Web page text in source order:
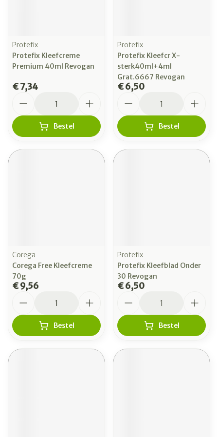
Protefix
Protefix Kleefcreme
Premium 40ml Revogan
€ 7,34
Bestel
Protefix
Protefix Kleefcr X-
sterk40ml+4ml
Grat.6667 Revogan
€ 6,50
Bestel
Corega
Corega Free Kleefcreme
70g
€ 9,56
Bestel
Protefix
Protefix Kleefblad Onder
30 Revogan
€ 6,50
Bestel